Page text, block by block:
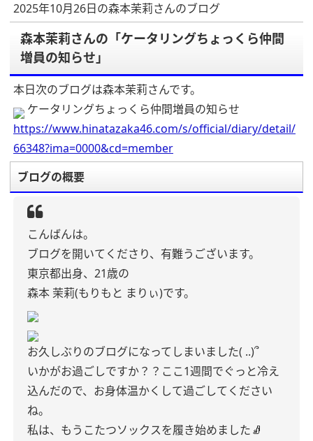
2025年10月26日の森本茉莉さんのブログ
森本茉莉さんの「ケータリングちょっくら仲間
増員の知らせ」
本日次のブログは森本茉莉さんです。
ケータリングちょっくら仲間増員の知らせ
https://www.hinatazaka46.com/s/official/diary/detail/
66348?ima=0000&cd=member
ブログの概要
こんばんは。
ブログを開いてくださり、有難うございます。
東京都出身、21歳の
森本 茉莉(もりもと まりぃ)です。
お久しぶりのブログになってしまいました( ..)՞
いかがお過ごしですか？？ここ1週間でぐっと冷え
込んだので、お身体温かくして過ごしてください
ね。
私は、もうこたつソックスを履き始めました🧦